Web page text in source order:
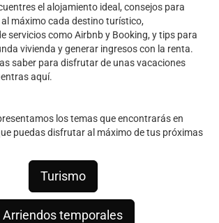
el alojamiento ideal, consejos para
máximo cada destino turístico,
servicios como Airbnb y Booking, y tips para
vivienda y generar ingresos con la renta.
saber para disfrutar de unas vacaciones
aquí.
los temas que encontrarás en
puedas disfrutar al máximo de tus próximas
Turismo
Arriendos temporales